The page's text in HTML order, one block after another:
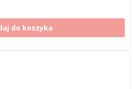
do koszyka